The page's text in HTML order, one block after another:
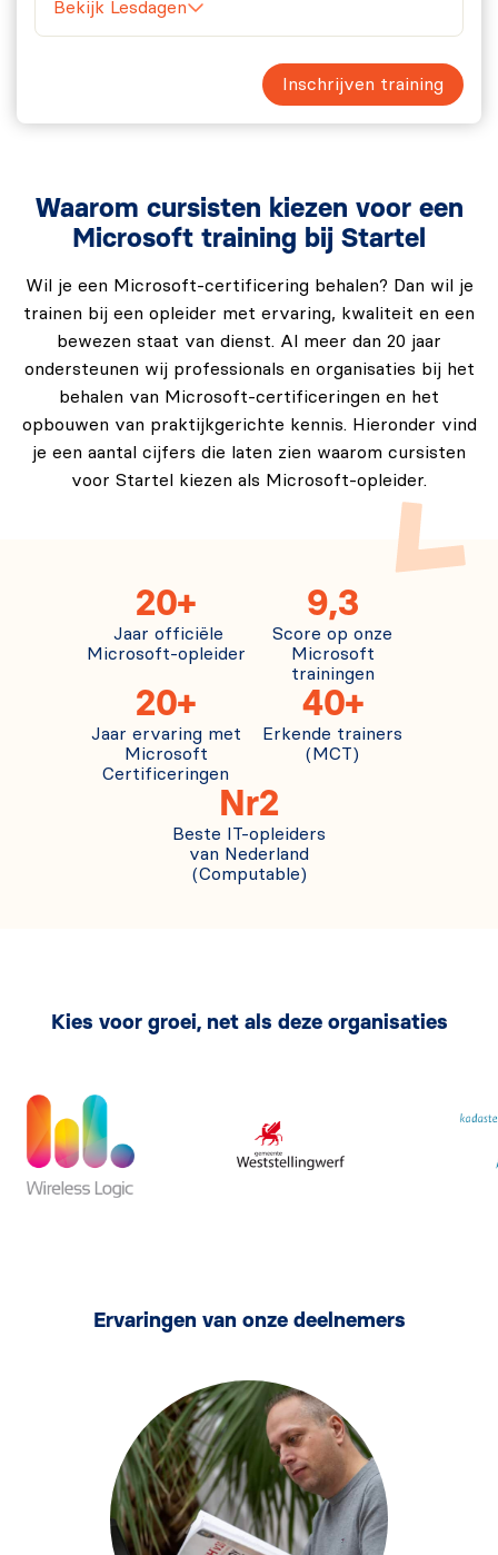
Bekijk Lesdagen
Inschrijven training
Waarom cursisten kiezen voor een
Microsoft training bij Startel
Wil je een Microsoft-certificering behalen? Dan wil je
trainen bij een opleider met ervaring, kwaliteit en een
bewezen staat van dienst. Al meer dan 20 jaar
ondersteunen wij professionals en organisaties bij het
behalen van Microsoft-certificeringen en het
opbouwen van praktijkgerichte kennis. Hieronder vind
je een aantal cijfers die laten zien waarom cursisten
voor Startel kiezen als Microsoft-opleider.
20+
Jaar officiële
Microsoft-opleider
9,3
Score op onze
Microsoft
trainingen
20+
Jaar ervaring met
Microsoft
Certificeringen
40+
Erkende trainers
(MCT)
Nr2
Beste IT-opleiders
van Nederland
(Computable)
Kies voor groei, net als deze organisaties
Ervaringen van onze deelnemers